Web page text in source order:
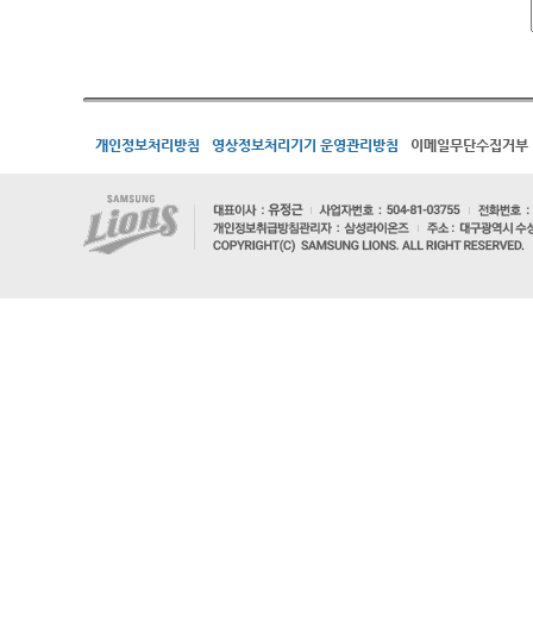
개인정보처리방침 영상정보처리기기 운영관리방침 이메일무단수집거부